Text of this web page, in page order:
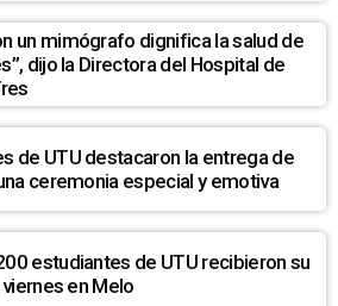
un mimógrafo dignifica la salud de
dijo la Directora del Hospital de
de UTU destacaron la entrega de
ceremonia especial y emotiva
estudiantes de UTU recibieron su
en Melo